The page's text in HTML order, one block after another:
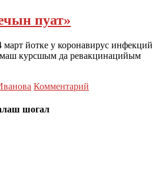
пуат»
йотке у коронавирус инфекций
курсшым да ревакцинацийым
Комментарий
шогал